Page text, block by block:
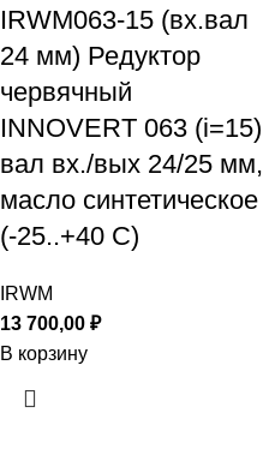
IRWM063-15 (вх.вал
24 мм) Редуктор
червячный
INNOVERT 063 (i=15)
вал вх./вых 24/25 мм,
масло синтетическое
(-25..+40 С)
IRWM
13 700,00 ₽
В корзину